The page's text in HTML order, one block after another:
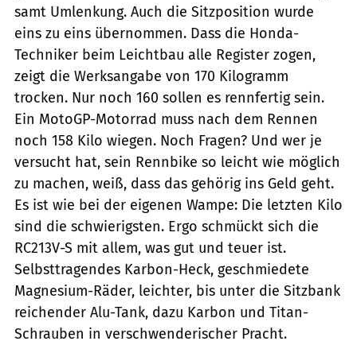
samt Umlenkung. Auch die Sitzposition wurde
eins zu eins übernommen. Dass die Honda-
Techniker beim Leichtbau alle Register zogen,
zeigt die Werksangabe von 170 Kilogramm
trocken. Nur noch 160 ­sollen es rennfertig sein.
Ein MotoGP-Motorrad muss nach dem Rennen
noch 158 Kilo wiegen. Noch Fragen? Und wer je
versucht hat, sein Rennbike so leicht wie möglich
zu machen, weiß, dass das gehörig ins Geld geht.
Es ist wie bei der eigenen Wampe: Die letzten Kilo
sind die schwierigsten. Ergo schmückt sich die
RC213V-S mit allem, was gut und teuer ist.
Selbsttragendes Karbon-Heck, geschmiedete
Magnesium-Räder, leichter, bis unter die Sitzbank
reichender Alu-Tank, dazu ­Karbon und Titan-
Schrauben in verschwenderischer Pracht.